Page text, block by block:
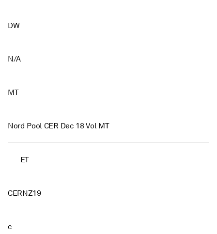
DW
N/A
MT
Nord Pool CER Dec 18 Vol MT
ET
CERNZ19
c